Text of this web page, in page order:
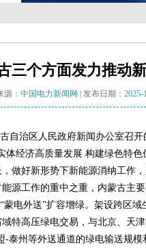
三个方面发力推动
源： 中国电力新闻网 | 发布日期： 2025-
自治区人民政府新闻办公室召开
经济高质量发展 构建绿色特色
做好新形势下新能源消纳工作
源工作的重中之重，内蒙古主
电外送”扩容增绿。架设跨区域
特高压绿电交易，与北京、天
-泰州等外送通道的绿电输送规